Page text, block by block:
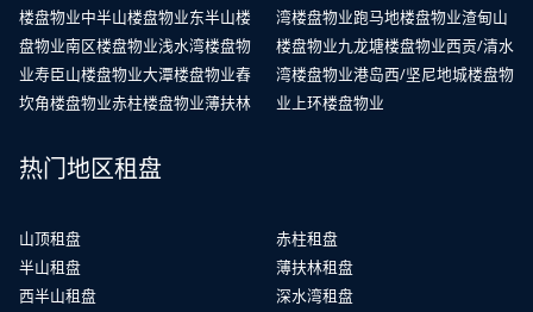
楼盘物业中半山楼盘物业东半山楼
盘物业南区楼盘物业浅水湾楼盘物
业寿臣山楼盘物业大潭楼盘物业舂
坎角楼盘物业赤柱楼盘物业薄扶林
湾楼盘物业跑马地楼盘物业渣甸山
楼盘物业九龙塘楼盘物业西贡/清水
湾楼盘物业港岛西/坚尼地城楼盘物
业 上环楼盘物业
热门地区租盘
山顶租盘
半山租盘
西半山租盘
赤柱租盘
薄扶林租盘
深水湾租盘